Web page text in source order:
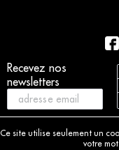
Recevez nos
newsletters
Ce site utilise seulement un
votre
© 2021 La